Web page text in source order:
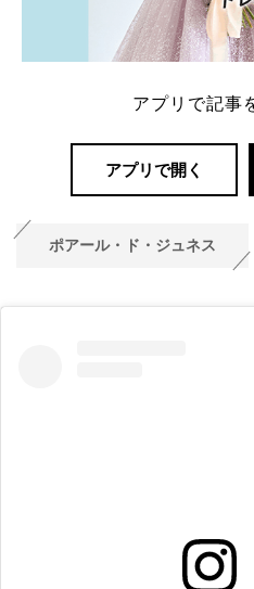
アプリで記事
アプリで開く
ポアール・ド・ジュネス